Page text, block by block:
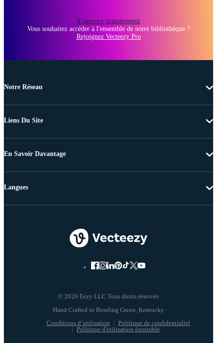
S’inscrire gratuitement
Vous souhaitez accéder à l'ensemble de notre bibliothèque ?
Rejoignez Vecteezy Pro
Notre Réseau
Liens Du Site
En Savoir Davantage
© 2026 Eezy LLC Tous droits réservés
Conditions d’utilisation
Politique de confidentialité
Politique d'utilisation équitable
Langues